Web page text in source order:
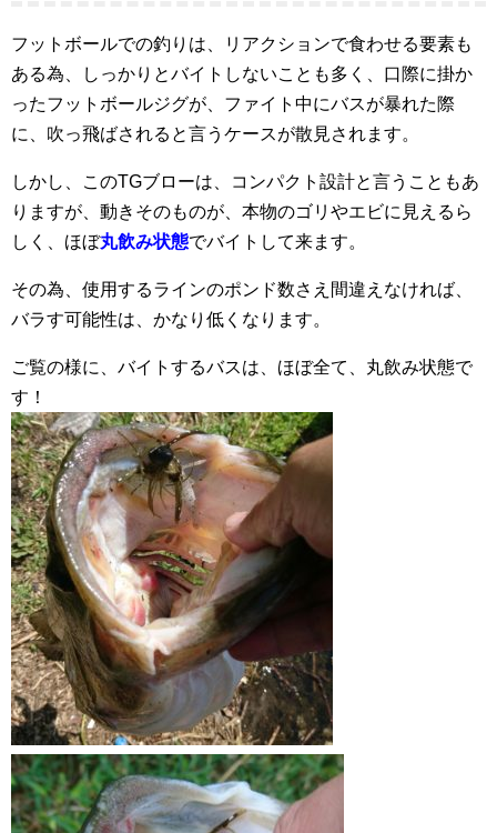
フットボールでの釣りは、リアクションで食わせる要素も
ある為、しっかりとバイトしないことも多く、口際に掛か
ったフットボールジグが、ファイト中にバスが暴れた際
に、吹っ飛ばされると言うケースが散見されます。
しかし、このTGブローは、コンパクト設計と言うこともあ
りますが、動きそのものが、本物のゴリやエビに見えるら
しく、ほぼ丸飲み状態でバイトして来ます。
その為、使用するラインのポンド数さえ間違えなければ、
バラす可能性は、かなり低くなります。
ご覧の様に、バイトするバスは、ほぼ全て、丸飲み状態で
す！